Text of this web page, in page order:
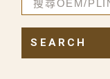
SEARCH